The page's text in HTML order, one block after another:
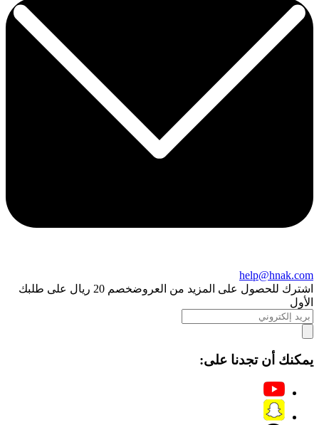
help@hnak.com
اشترك للحصول على المزيد من العروض
خصم 20 ريال على طلبك
الأول
يمكنك أن تجدنا على: